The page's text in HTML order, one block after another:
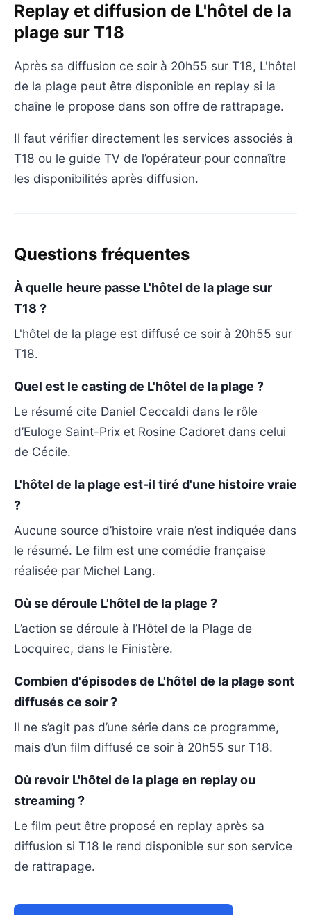
Replay et diffusion de L'hôtel de la
plage sur T18
Après sa diffusion ce soir à 20h55 sur T18, L'hôtel
de la plage peut être disponible en replay si la
chaîne le propose dans son offre de rattrapage.
Il faut vérifier directement les services associés à
T18 ou le guide TV de l’opérateur pour connaître
les disponibilités après diffusion.
Questions fréquentes
À quelle heure passe L'hôtel de la plage sur
T18 ?
L'hôtel de la plage est diffusé ce soir à 20h55 sur
T18.
Quel est le casting de L'hôtel de la plage ?
Le résumé cite Daniel Ceccaldi dans le rôle
d’Euloge Saint-Prix et Rosine Cadoret dans celui
de Cécile.
L'hôtel de la plage est-il tiré d'une histoire vraie
?
Aucune source d’histoire vraie n’est indiquée dans
le résumé. Le film est une comédie française
réalisée par Michel Lang.
Où se déroule L'hôtel de la plage ?
L’action se déroule à l’Hôtel de la Plage de
Locquirec, dans le Finistère.
Combien d'épisodes de L'hôtel de la plage sont
diffusés ce soir ?
Il ne s’agit pas d’une série dans ce programme,
mais d’un film diffusé ce soir à 20h55 sur T18.
Où revoir L'hôtel de la plage en replay ou
streaming ?
Le film peut être proposé en replay après sa
diffusion si T18 le rend disponible sur son service
de rattrapage.